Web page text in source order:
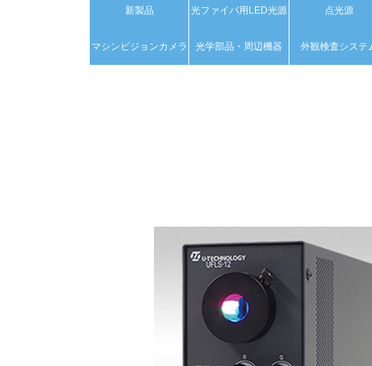
新製品 光ファイバ用LED光源 点光源
マシンビジョンカメラ 光学部品・周辺機器 外観検査システ